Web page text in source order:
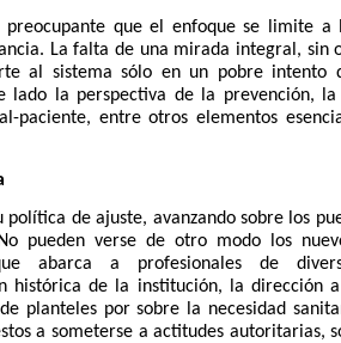
que el enfoque se limite a
La falta de una mirada integral, sin
al sistema sólo en un pobre intento
lado la perspectiva de la prevención,
paciente, entre otros elementos
política de ajuste, avanzando sobre los
pueden verse de otro modo los
abarca a profesionales de
histórica de la institución, la dirección
planteles por sobre la necesidad
a someterse a actitudes autoritarias,